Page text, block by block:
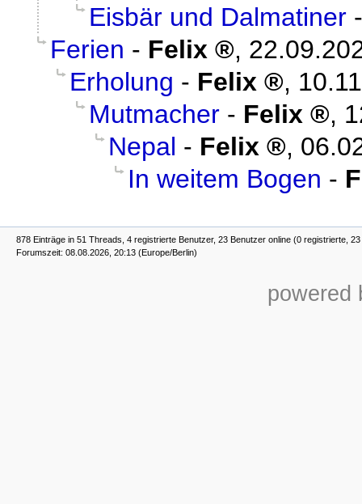
Eisbär und Dalmatiner
Ferien - Felix ,
Erholung - Felix ,
Mutmacher - Felix ,
Nepal - Felix ,
In weitem Bogen -
878 Einträge in 51 Threads, 4 registrierte Benutzer, 23 Benutzer online (0 registrierte,
Forumszeit: 08.08.2026, 20:13 (Europe/Berlin)
powered